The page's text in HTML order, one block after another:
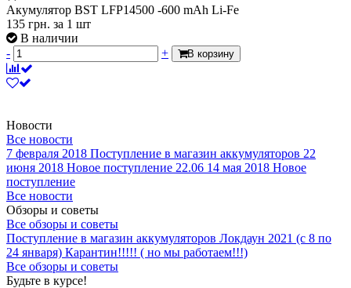
Акумулятор BST LFP14500 -600 mAh Li-Fe
135 грн. за 1 шт
В наличии
-
+ В корзину
Новости
Все новости
7 февраля 2018 Поступление в магазин аккумуляторов 22
июня 2018 Новое поступление 22.06 14 мая 2018 Новое
поступление
Все новости
Обзоры и советы
Все обзоры и советы
Поступление в магазин аккумуляторов Локдаун 2021 (с 8 по
24 января) Карантин!!!!! ( но мы работаем!!!)
Все обзоры и советы
Будьте в курсе!